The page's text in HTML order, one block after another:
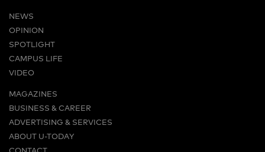
NEWS
OPINION
SPOTLIGHT
CAMPUS LIFE
VIDEO
MAGAZINES
BUSINESS & CAREER
ADVERTISING & SERVICES
ABOUT U-TODAY